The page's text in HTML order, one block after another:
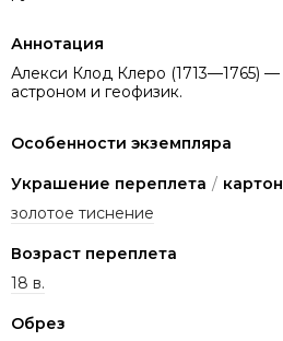
Аннотация
Алекси Клод Клеро (1713—1765)
астроном и геофизик.
Особенности экземпляра
Украшение переплета /
золотое тиснение
Возраст переплета
18 в.
Обрез